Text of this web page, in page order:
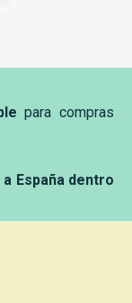
para compras
España dentro